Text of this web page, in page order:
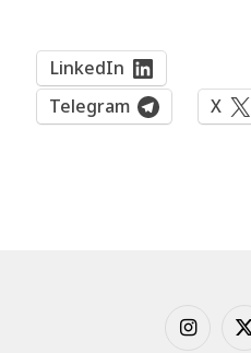
LinkedIn
X
Telegram
X الانستغرام